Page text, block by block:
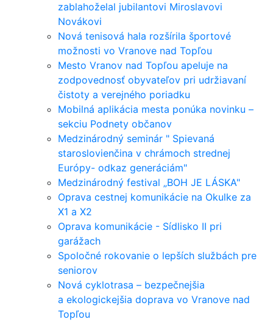
zablahoželal jubilantovi Miroslavovi
Novákovi
Nová tenisová hala rozšírila športové
možnosti vo Vranove nad Topľou
Mesto Vranov nad Topľou apeluje na
zodpovednosť obyvateľov pri udržiavaní
čistoty a verejného poriadku
Mobilná aplikácia mesta ponúka novinku –
sekciu Podnety občanov
Medzinárodný seminár " Spievaná
staroslovienčina v chrámoch strednej
Európy- odkaz generáciám"
Medzinárodný festival „BOH JE LÁSKA"
Oprava cestnej komunikácie na Okulke za
X1 a X2
Oprava komunikácie - Sídlisko II pri
garážach
Spoločné rokovanie o lepších službách pre
seniorov
Nová cyklotrasa – bezpečnejšia
a ekologickejšia doprava vo Vranove nad
Topľou